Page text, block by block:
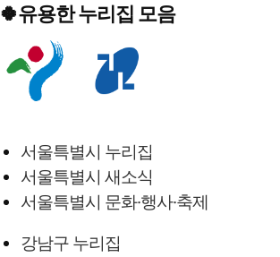
🍀유용한 누리집 모음
서울특별시 누리집
서울특별시 새소식
서울특별시 문화·행사·축제
강남구 누리집